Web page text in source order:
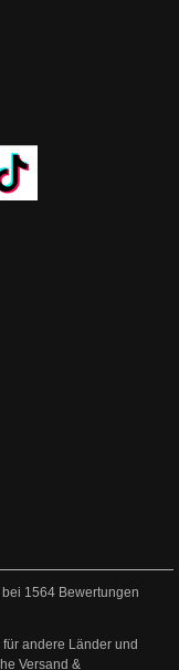
bei 1564 Bewertungen
andere Länder und
Versand &